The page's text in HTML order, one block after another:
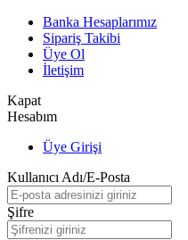
Banka Hesaplarımız
Sipariş Takibi
Üye Ol
İletişim
Kapat
Hesabım
Üye Girişi
Kullanıcı Adı/E-Posta
Şifre